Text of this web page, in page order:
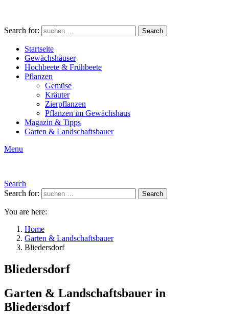
Search for: Search
Startseite
Gewächshäuser
Hochbeete & Frühbeete
Pflanzen
Gemüse
Kräuter
Zierpflanzen
Pflanzen im Gewächshaus
Magazin & Tipps
Garten & Landschaftsbauer
Menu
Search
Search for:
Search
You are here:
Home
Garten & Landschaftsbauer
Bliedersdorf
Bliedersdorf
Garten & Landschaftsbauer in
Bliedersdorf